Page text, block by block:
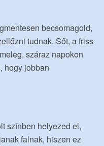
becsomagold,
tudnak. Sőt, a friss
száraz napokon
hogy jobban
színben helyezed el,
falnak, hiszen ez